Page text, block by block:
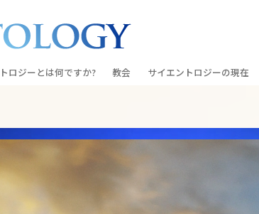
ロジーとは何ですか?
ロジーの信条と規律
トロジストたちが語るサイエ
教会
新しい理想のサイエントロジー教
フラッグ･ランド･ベース
サイエントロジーの現在
Scientology・イベント